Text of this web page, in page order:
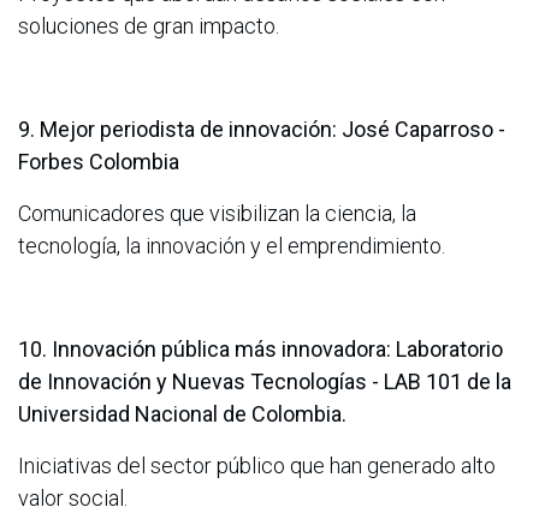
soluciones de gran impacto.
9. Mejor periodista de innovación: José Caparroso -
Forbes Colombia
Comunicadores que visibilizan la ciencia, la
tecnología, la innovación y el emprendimiento.
10. Innovación pública más innovadora: Laboratorio
de Innovación y Nuevas Tecnologías - LAB 101 de la
Universidad Nacional de Colombia.
Iniciativas del sector público que han generado alto
valor social.